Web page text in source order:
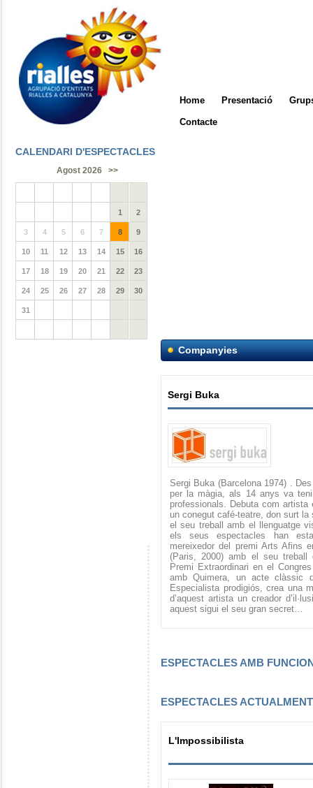
Home Presentació
Contacte
CALENDARI D'ESPECTACLES
Agost 2026 >>
1 2
3 4 5 6 7 8 9
10 11 12 13 14 15 16
17 18 19 20 21 22 23
24 25 26 27 28 29 30
31
Companyies
Sergi Buka
Sergi Buka (Barcelona 1974) .
per la màgia, als 14 anys va
professionals. Debuta com
un conegut café-teatre, don surt
el seu treball amb el llenguatge
els seus espectacles han
mereixedor del premi Arts Afins
(Paris, 2000) amb el seu treball
Premi Extraordinari en el
amb Quimera, un acte clàssic
Especialista prodigiós, crea una
d’aquest artista un creador
aquest sigui el seu gran secret…
ESPECTACLES AMB
ESPECTACLES
L'Impossibilista